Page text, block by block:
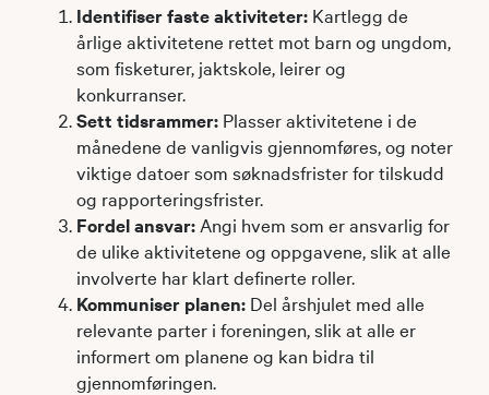
Identifiser faste aktiviteter: Kartlegg de
årlige aktivitetene rettet mot barn og ungdom,
som fisketurer, jaktskole, leirer og
konkurranser.​
Sett tidsrammer: Plasser aktivitetene i de
månedene de vanligvis gjennomføres, og noter
viktige datoer som søknadsfrister for tilskudd
og rapporteringsfrister.
Fordel ansvar: Angi hvem som er ansvarlig for
de ulike aktivitetene og oppgavene, slik at alle
involverte har klart definerte roller.​
Kommuniser planen: Del årshjulet med alle
relevante parter i foreningen, slik at alle er
informert om planene og kan bidra til
gjennomføringen.​